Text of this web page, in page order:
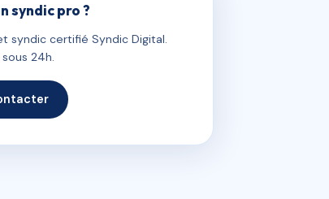
syndic pro ?
syndic certifié Syndic Digital.
24h.